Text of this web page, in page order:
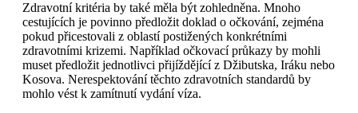
Zdravotní kritéria by také měla být zohledněna. Mnoho
cestujících je povinno předložit doklad o očkování, zejména
pokud přicestovali z oblastí postižených konkrétními
zdravotními krizemi. Například očkovací průkazy by mohli
muset předložit jednotlivci přijíždějící z Džibutska, Iráku nebo
Kosova. Nerespektování těchto zdravotních standardů by
mohlo vést k zamítnutí vydání víza.